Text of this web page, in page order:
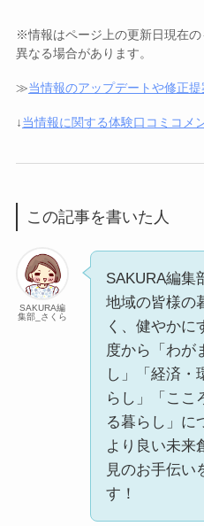
※情報はページ上の更新日現在
異なる場合があります。
≫当情報のアップデートや修正
↓当情報に関する体験口コミコメ
この記事を書いた人
SAKURA編
集部_さくら
SAKURA編集
地域の皆様の
く、健やかに
度から「わが
し」「経済・
らし」「ここ
る暮らし」に
より良い未来
見のお手伝い
す！